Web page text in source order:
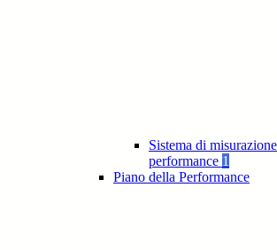
Sistema di
performance 1
Piano della Performance